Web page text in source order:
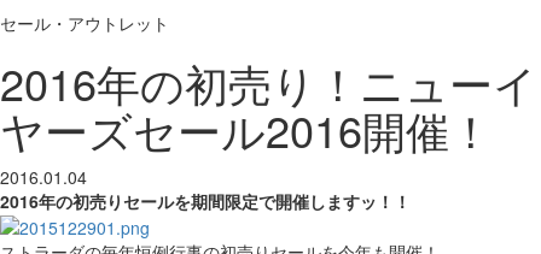
セール・アウトレット
2016年の初売り！ニューイ
ヤーズセール2016開催！
2016.01.04
2016年の初売りセールを期間限定で開催しますッ！！